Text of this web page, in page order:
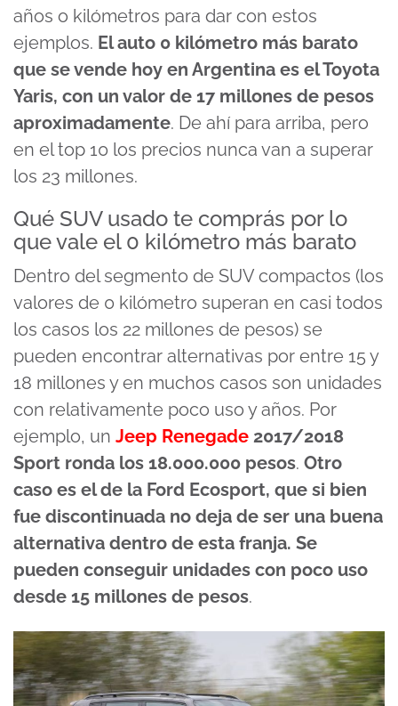
años o kilómetros para dar con estos
ejemplos. El auto 0 kilómetro más barato
que se vende hoy en Argentina es el Toyota
Yaris, con un valor de 17 millones de pesos
aproximadamente. De ahí para arriba, pero
en el top 10 los precios nunca van a superar
los 23 millones.
Qué SUV usado te comprás por lo
que vale el 0 kilómetro más barato
Dentro del segmento de SUV compactos (los
valores de 0 kilómetro superan en casi todos
los casos los 22 millones de pesos) se
pueden encontrar alternativas por entre 15 y
18 millones y en muchos casos son unidades
con relativamente poco uso y años. Por
ejemplo, un Jeep Renegade 2017/2018
Sport ronda los 18.000.000 pesos. Otro
caso es el de la Ford Ecosport, que si bien
fue discontinuada no deja de ser una buena
alternativa dentro de esta franja. Se
pueden conseguir unidades con poco uso
desde 15 millones de pesos.